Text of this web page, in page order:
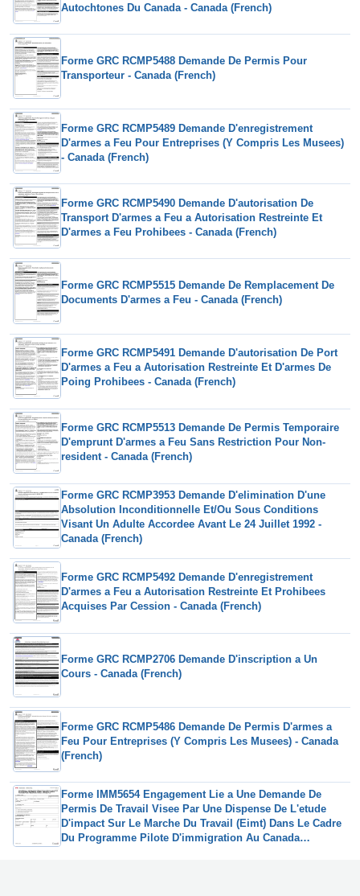
Autochtones Du Canada - Canada (French)
Forme GRC RCMP5488 Demande De Permis Pour
Transporteur - Canada (French)
Forme GRC RCMP5489 Demande D'enregistrement
D'armes a Feu Pour Entreprises (Y Compris Les Musees)
- Canada (French)
Forme GRC RCMP5490 Demande D'autorisation De
Transport D'armes a Feu a Autorisation Restreinte Et
D'armes a Feu Prohibees - Canada (French)
Forme GRC RCMP5515 Demande De Remplacement De
Documents D'armes a Feu - Canada (French)
Forme GRC RCMP5491 Demande D'autorisation De Port
D'armes a Feu a Autorisation Restreinte Et D'armes De
Poing Prohibees - Canada (French)
Forme GRC RCMP5513 Demande De Permis Temporaire
D'emprunt D'armes a Feu Sans Restriction Pour Non-
resident - Canada (French)
Forme GRC RCMP3953 Demande D'elimination D'une
Absolution Inconditionnelle Et/Ou Sous Conditions
Visant Un Adulte Accordee Avant Le 24 Juillet 1992 -
Canada (French)
Forme GRC RCMP5492 Demande D'enregistrement
D'armes a Feu a Autorisation Restreinte Et Prohibees
Acquises Par Cession - Canada (French)
Forme GRC RCMP2706 Demande D'inscription a Un
Cours - Canada (French)
Forme GRC RCMP5486 Demande De Permis D'armes a
Feu Pour Entreprises (Y Compris Les Musees) - Canada
(French)
Forme IMM5654 Engagement Lie a Une Demande De
Permis De Travail Visee Par Une Dispense De L'etude
D'impact Sur Le Marche Du Travail (Eimt) Dans Le Cadre
Du Programme Pilote D'immigration Au Canada